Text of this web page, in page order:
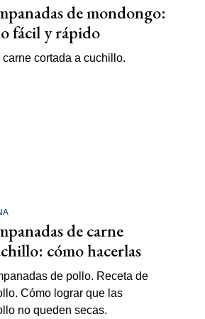
de mondongo:
fácil y rápido
de carne
cómo hacerlas